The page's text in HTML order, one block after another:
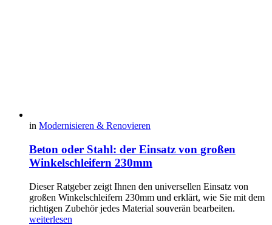
in Modernisieren & Renovieren
Beton oder Stahl: der Einsatz von großen
Winkelschleifern 230mm
Dieser Ratgeber zeigt Ihnen den universellen Einsatz von
großen Winkelschleifern 230mm und erklärt, wie Sie mit dem
richtigen Zubehör jedes Material souverän bearbeiten.
weiterlesen